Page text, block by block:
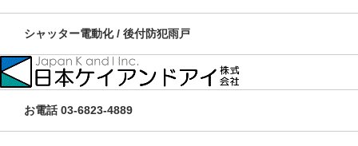
シャッター電動化 / 後付防犯雨戸
お電話 03-6823-4889